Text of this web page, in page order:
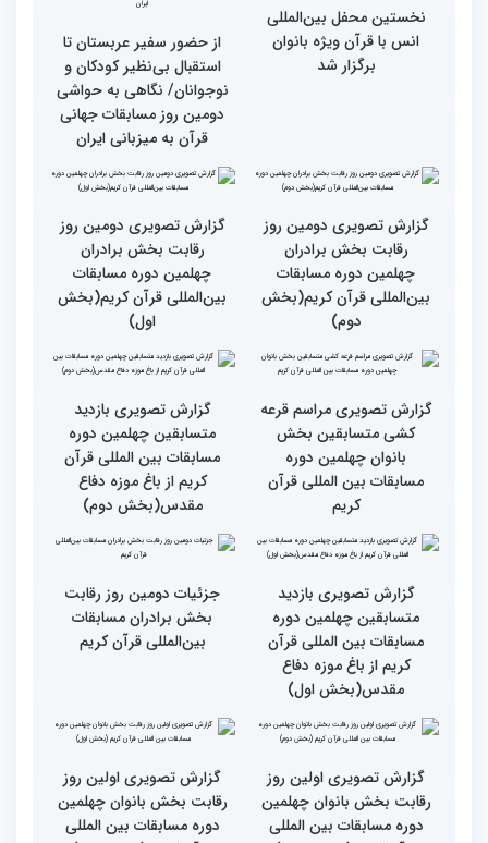
جزئیات دومین روز رقابت
بخش بانوان مسابقات
بین‌المللی قرآن کریم
استعدادیابی مجری‌گری
قرآنی در حاشیه مسابقات
بین‌المللی قرآن کریم
انس با قرآن ویژه بانوان
از حضور سفیر عربستان تا
نوجوانان/ نگاهی به حواشی
دومین روز مسابقات جهانی
قرآن به میزبانی ایران
گزارش تصویری دومین روز
چهلمین دوره مسابقات
بین‌المللی قرآن کریم(بخش
دوم)
گزارش تصویری دومین روز
چهلمین دوره مسابقات
بین‌المللی قرآن کریم(بخش
اول)
گزارش تصویری مراسم قرعه
بانوان چهلمین دوره
مسابقات بین المللی قرآن
کریم
گزارش تصویری بازدید
مسابقات بین المللی قرآن
کریم از باغ موزه دفاع
مقدس(بخش دوم)
گزارش تصویری بازدید
مسابقات بین المللی قرآن
کریم از باغ موزه دفاع
مقدس(بخش اول)
جزئیات دومین روز رقابت
بین‌المللی قرآن کریم